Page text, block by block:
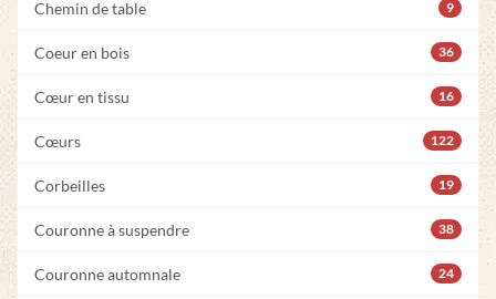
Chemin de table 9
Coeur en bois 36
Cœur en tissu 16
Cœurs 122
Corbeilles 19
Couronne à suspendre 38
Couronne automnale 24